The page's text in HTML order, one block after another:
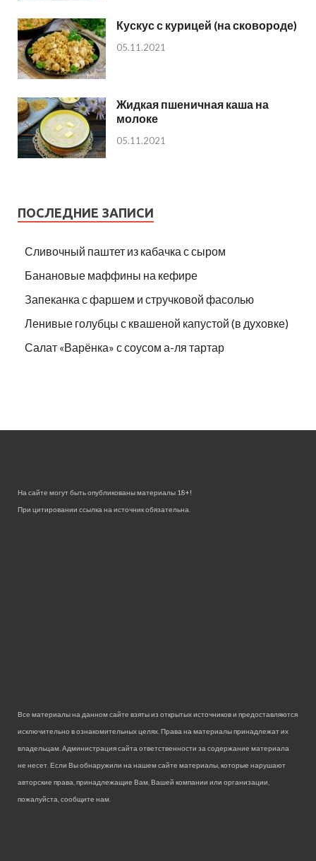
Кускус с курицей (на сковороде)
05.11.2021
Жидкая пшеничная каша на
молоке
05.11.2021
ПОСЛЕДНИЕ ЗАПИСИ
Сливочный паштет из кабачка с сыром
Банановые маффины на кефире
Запеканка с фаршем и стручковой фасолью
Ленивые голубцы с квашеной капустой (в духовке)
Салат «Варёнка» с соусом а-ля тартар
На сайте могут быть опубликованы материалы 18+!
При цитировании ссылка на источник обязательна.
Все материалы на данном сайте взяты из открытых источников и предоставляются
исключительно в ознакомительных целях. Права на материалы принадлежат их
владельцам. Администрация сайта ответственности за содержание материала
не несет. Если Вы обнаружили на нашем сайте материалы, которые нарушают
авторские права, принадлежащие Вам, Вашей компании или организации,
пожалуйста, сообщите нам.